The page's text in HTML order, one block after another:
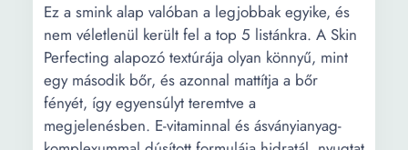
Ez a smink alap valóban a legjobbak egyike, és
nem véletlenül került fel a top 5 listánkra. A Skin
Perfecting alapozó textúrája olyan könnyű, mint
egy második bőr, és azonnal mattítja a bőr
fényét, így egyensúlyt teremtve a
megjelenésben. E-vitaminnal és ásványianyag-